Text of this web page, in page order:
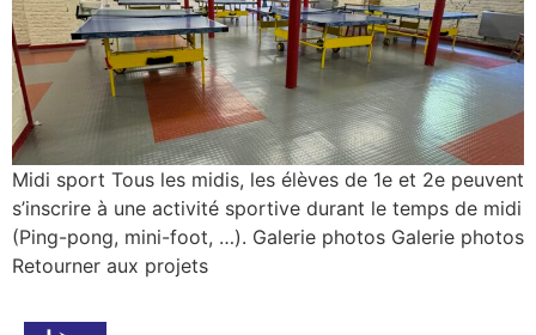
Midi sport Tous les midis, les élèves de 1e et 2e peuvent
s’inscrire à une activité sportive durant le temps de midi
(Ping-pong, mini-foot, …). Galerie photos Galerie photos
Retourner aux projets